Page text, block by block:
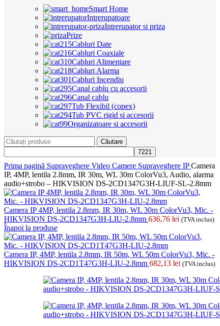
Smart Home
Intrerupatoare
Intrerupator si priza
Prize
Cabluri Date
Cabluri Coaxiale
Cabluri Alimentare
Cabluri Alarma
Cabluri Incendiu
Canal cablu cu accesorii
Canal cablu
Tub Flexibil (copex)
Tub PVC rigid si accesorii
Organizatoare si accesorii
Căutare
Prima pagină Supraveghere Video Camere Supraveghere IPCamera
IP, 4MP, lentila 2.8mm, IR 30m, WL 30m ColorVu3, Audio, alarma
audio+strobo – HIKVISION DS-2CD1347G3H-LIUF-SL-2.8mm
Camera IP 4MP, lentila 2.8mm, IR 30m, WL 30m ColorVu3, Mic. -
HIKVISION DS-2CD1347G3H-LIU-2.8mm 636,76 lei (TVA inclus)
Înapoi la produse
Camera IP, 4MP, lentila 2.8mm, IR 50m, WL 50m ColorVu3, Mic. -
HIKVISION DS-2CD1T47G3H-LIU-2.8mm 682,13 lei (TVA inclus)